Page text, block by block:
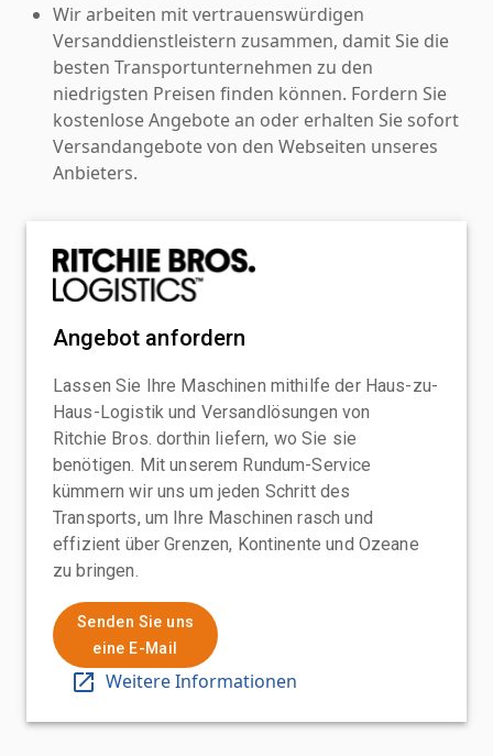
Wir arbeiten mit vertrauenswürdigen
Versanddienstleistern zusammen, damit Sie die
besten Transportunternehmen zu den
niedrigsten Preisen finden können. Fordern Sie
kostenlose Angebote an oder erhalten Sie sofort
Versandangebote von den Webseiten unseres
Anbieters.
Angebot anfordern
Lassen Sie Ihre Maschinen mithilfe der Haus-zu-
Haus-Logistik und Versandlösungen von
Ritchie Bros. dorthin liefern, wo Sie sie
benötigen. Mit unserem Rundum-Service
kümmern wir uns um jeden Schritt des
Transports, um Ihre Maschinen rasch und
effizient über Grenzen, Kontinente und Ozeane
zu bringen.
Senden Sie uns
eine E-Mail
Weitere Informationen